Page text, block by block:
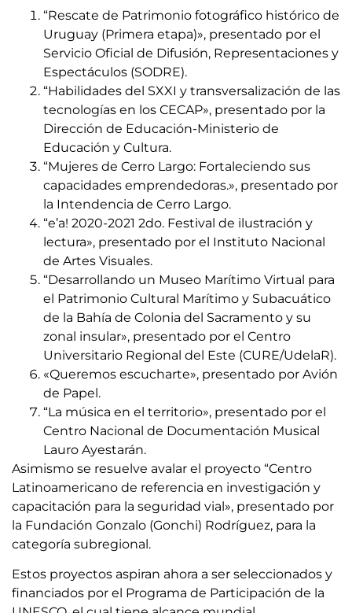
“Rescate de Patrimonio fotográfico histórico de
Uruguay (Primera etapa)», presentado por el
Servicio Oficial de Difusión, Representaciones y
Espectáculos (SODRE).
“Habilidades del SXXI y transversalización de las
tecnologías en los CECAP», presentado por la
Dirección de Educación-Ministerio de
Educación y Cultura.
“Mujeres de Cerro Largo: Fortaleciendo sus
capacidades emprendedoras.», presentado por
la Intendencia de Cerro Largo.
“e’a! 2020-2021 2do. Festival de ilustración y
lectura», presentado por el Instituto Nacional
de Artes Visuales.
“Desarrollando un Museo Marítimo Virtual para
el Patrimonio Cultural Marítimo y Subacuático
de la Bahía de Colonia del Sacramento y su
zonal insular», presentado por el Centro
Universitario Regional del Este (CURE/UdelaR).
«Queremos escucharte», presentado por Avión
de Papel.
“La música en el territorio», presentado por el
Centro Nacional de Documentación Musical
Lauro Ayestarán.
Asimismo se resuelve avalar el proyecto “Centro
Latinoamericano de referencia en investigación y
capacitación para la seguridad vial», presentado por
la Fundación Gonzalo (Gonchi) Rodríguez, para la
categoría subregional.
Estos proyectos aspiran ahora a ser seleccionados y
financiados por el Programa de Participación de la